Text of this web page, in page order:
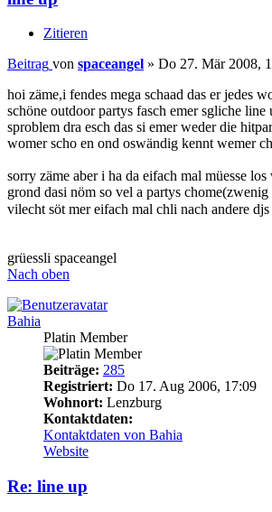
Zitieren
Beitrag von spaceangel » Do 27. Mär 2008,
hoi zäme,i fendes mega schaad das er jedes
schöne outdoor partys fasch emer sgliche line
sproblem dra esch das si emer weder die
womer scho en ond oswändig kennt wemer
sorry zäme aber i ha da eifach mal müesse los
grond dasi nöm so vel a partys
vilecht söt mer eifach mal chli nach andere
grüessli spaceangel
Nach oben
Bahia
Platin Member
Beiträge: 285
Registriert: Do 17. Aug 2006, 17:09
Wohnort: Lenzburg
Kontaktdaten:
Kontaktdaten von Bahia
Website
Re: line up